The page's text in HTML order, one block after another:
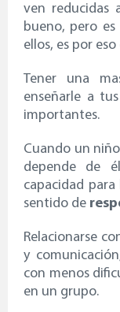
ven reducidas
bueno, pero
ellos, es por eso
Tener una
enseñarle a
importantes.
Cuando un
depende de
capacidad
sentido de
Relacionarse
y
con menos
en un grupo.